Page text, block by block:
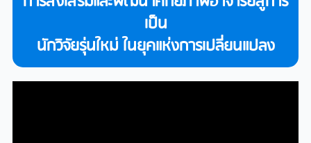
เป็น
นักวิจัยรุ่นใหม่ ในยุคแห่งการเปลี่ยนแปลง